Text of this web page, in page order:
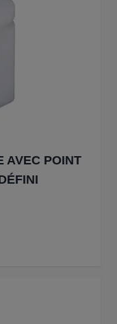
AVEC POINT